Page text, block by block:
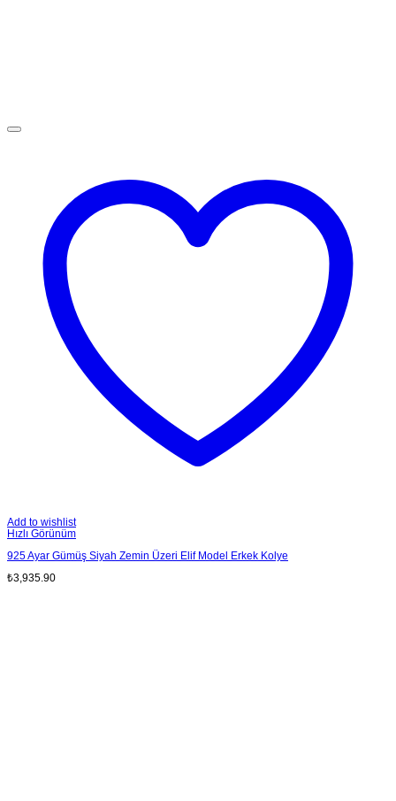
Add to wishlist
Hızlı Görünüm
925 Ayar Gümüş Siyah Zemin Üzeri Elif Model Erkek Kolye
₺3,935.90